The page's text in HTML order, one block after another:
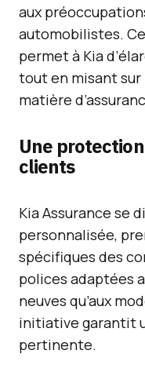
aux
automobilistes.
permet à Kia
tout en misant sur
matière
Une
clients
Kia Assurance se
personnalisée,
spécifiques des
polices adaptées
neuves qu’aux
initiative garantit
pertinente.